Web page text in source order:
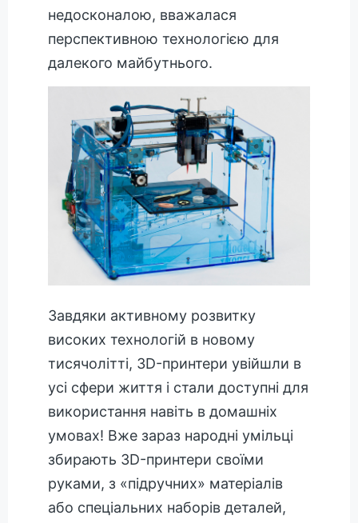
недосконалою, вважалася
перспективною технологією для
далекого майбутнього.
Завдяки активному розвитку
високих технологій в новому
тисячолітті, 3D-принтери увійшли в
усі сфери життя і стали доступні для
використання навіть в домашніх
умовах! Вже зараз народні умільці
збирають 3D-принтери своїми
руками, з «підручних» матеріалів
або спеціальних наборів деталей,